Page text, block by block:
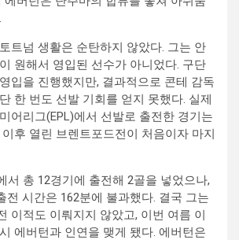
트넘 생활은 순탄하지 않았다. 그는 안
원해서 영입된 선수가 아니었다. 구단
입을 진행했지만, 결과적으로 콘테 감독
한 번도 선발 기회를 얻지 못했다. 실제
어리그(EPL)에서 선발로 출전한 경기는
후 열린 브렌트포드전이 처음이자 마지
서 총 12경기에 출전해 2골을 넣었으나,
전 시간은 162분에 불과했다. 결국 그는
이적도 이뤄지지 않았고, 이번 여름 이
에버턴과 인연을 맺게 됐다. 에버턴은